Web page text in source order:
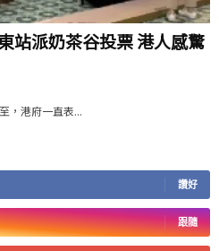
站派奶茶谷投票 港人感驚
，港府一直表...
讚好
跟隨